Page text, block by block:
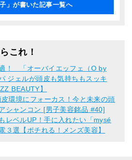
子」が書いた記事一覧へ
これ！
！ 「オーバイエッフェ（O by
ジェルが頭皮も気持ちもスッキ
BEAUTY】
皮環境にフォーカス！今と未来の頭
シャンコン [男子美容銘品 #40]
レベルUP！手に入れたい「mysé
３選【ポチれる！メンズ美容】